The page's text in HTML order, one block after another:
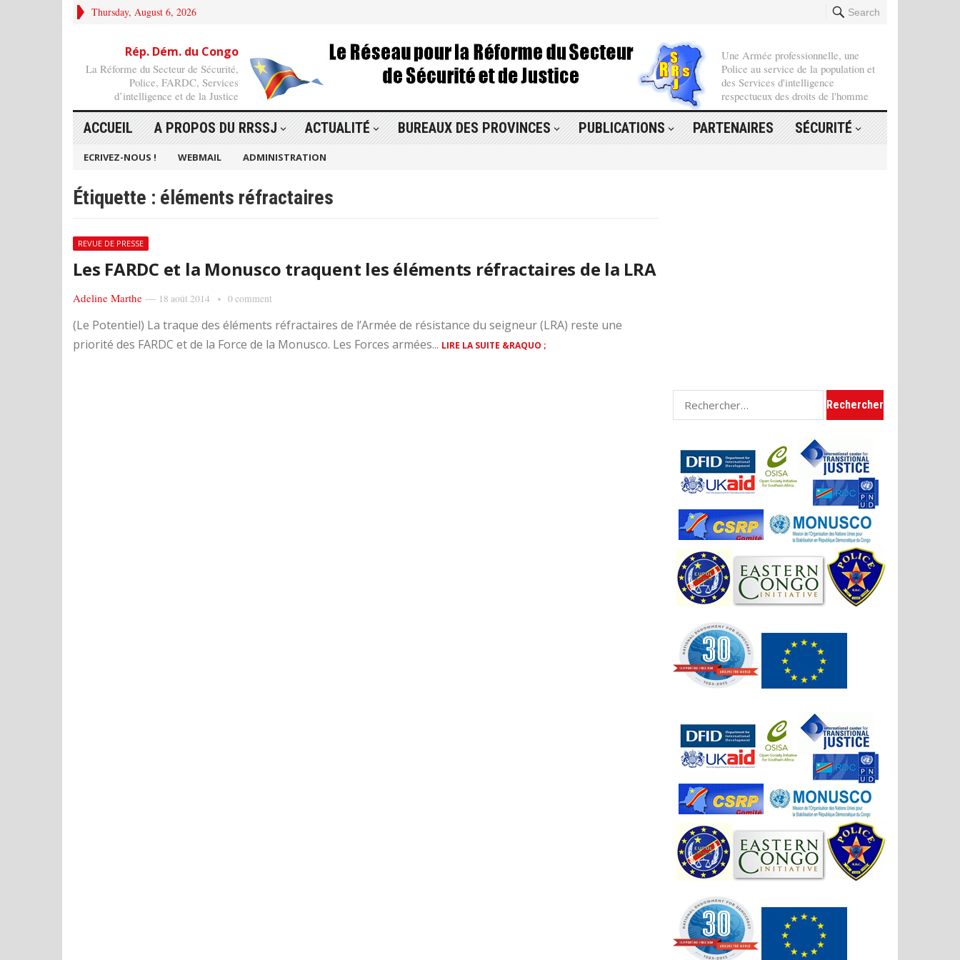
Thursday, August 6, 2026 Search
Rép. Dém. du Congo
La Réforme du Secteur de Sécurité,
Police, FARDC, Services
d’intelligence et de la Justice
Une Armée professionnelle, une
Police au service de la population et
des Services d'intelligence
respectueux des droits de l'homme
ACCUEIL A PROPOS DU RRSSJ ACTUALITÉ BUREAUX DES PROVINCES PUBLICATIONS PARTENAIRES SÉCURITÉ
ECRIVEZ-NOUS ! WEBMAIL ADMINISTRATION
Étiquette : éléments réfractaires
REVUE DE PRESSE
Les FARDC et la Monusco traquent les éléments réfractaires de la LRA
Adeline Marthe — 18 août 2014 0 comment
(Le Potentiel) La traque des éléments réfractaires de l’Armée de résistance du seigneur (LRA) reste une
priorité des FARDC et de la Force de la Monusco. Les Forces armées... LIRE LA SUITE &RAQUO ;
Rechercher :